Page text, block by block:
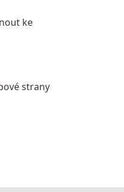
ke
strany